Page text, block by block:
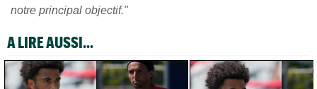
notre principal objectif."
A LIRE AUSSI...